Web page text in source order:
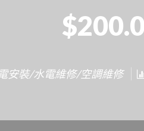
安裝/水電維修/空調維修